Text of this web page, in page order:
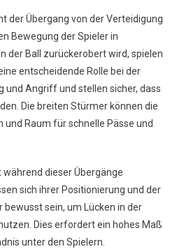
der Übergang von der Verteidigung
Bewegung der Spieler in
der Ball zurückerobert wird, spielen
entscheidende Rolle bei der
und Angriff und stellen sicher, dass
Die breiten Stürmer können die
Raum für schnelle Pässe und
dieser Übergänge
sich ihrer Positionierung und der
sein, um Lücken in der
Dies erfordert ein hohes Maß
unter den Spielern.